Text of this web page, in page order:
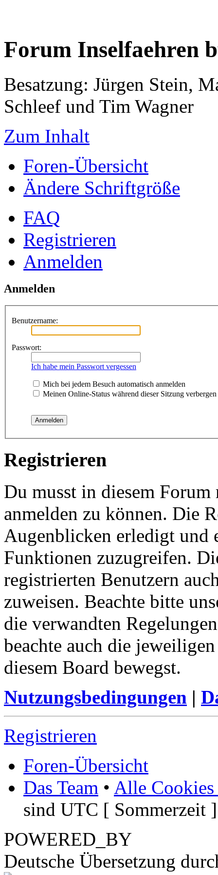
Forum Inselfaehren
Besatzung: Jürgen Stein,
Schleef und Tim Wagner
Zum Inhalt
Foren-Übersicht
Ändere Schriftgröße
FAQ
Registrieren
Anmelden
Anmelden
Benutzername:
Passwort:
Ich habe mein Passwort vergessen
Mich bei jedem Besuch automatisch anmelden
Meinen Online-Status während dieser Sitzung verbergen
Registrieren
Du musst in diesem
anmelden zu können. Die
Augenblicken erledigt und
Funktionen zuzugreifen.
registrierten Benutzern
zuweisen. Beachte bitte
die verwandten
beachte auch die
diesem Board bewegst.
Nutzungsbedingungen |
Registrieren
Foren-Übersicht
Das Team • Alle Cookies
sind UTC [ Sommerzeit ]
POWERED_BY
Deutsche Übersetzung